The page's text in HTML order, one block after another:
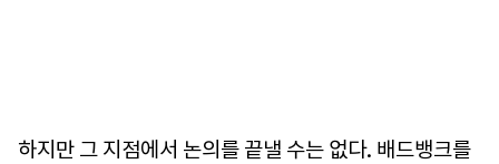
하지만 그 지점에서 논의를 끝낼 수는 없다. 배드뱅크를